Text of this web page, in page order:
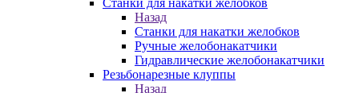
Станки для накатки желобков
Назад
Станки для накатки желобков
Ручные желобонакатчики
Гидравлические желобонакатчики
Резьбонарезные клуппы
Назад